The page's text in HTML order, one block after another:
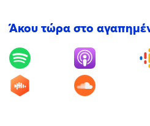
Άκου τώρα στο